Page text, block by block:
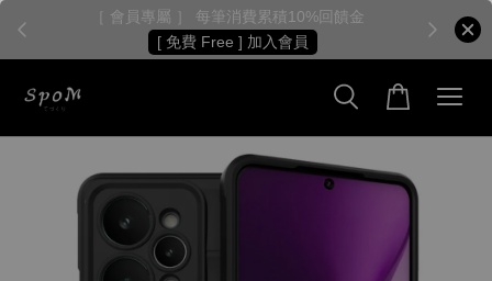
［ 會員專屬 ］ 每筆消費累積10%回饋金
[ 免費 Free ] 加入會員